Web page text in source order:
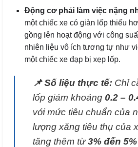
Động cơ phải làm việc nặng
một chiếc xe có giàn lốp thiếu
gồng lên hoạt động với công
nhiên liệu vô ích tương tự như
một chiếc xe đạp bị xẹp lốp.
📌 Số liệu thực tế: Chỉ
lốp giảm khoảng 0.2 –
với mức tiêu chuẩn của
lượng xăng tiêu thụ của
tăng thêm từ3% đến 5%